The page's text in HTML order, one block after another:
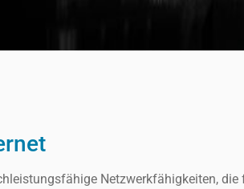
Netzwerkfähigkeiten, die